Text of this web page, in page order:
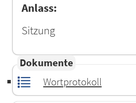
Anlass:
Sitzung
Dokumente
Wortprotokoll